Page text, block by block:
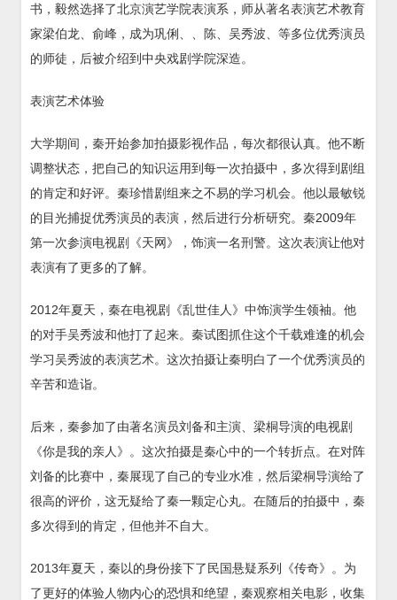
书，毅然选择了北京演艺学院表演系，师从著名表演艺术教育
家梁伯龙、俞峰，成为巩俐、、陈、吴秀波、等多位优秀演员
的师徒，后被介绍到中央戏剧学院深造。
表演艺术体验
大学期间，秦开始参加拍摄影视作品，每次都很认真。他不断
调整状态，把自己的知识运用到每一次拍摄中，多次得到剧组
的肯定和好评。秦珍惜剧组来之不易的学习机会。他以最敏锐
的目光捕捉优秀演员的表演，然后进行分析研究。秦2009年
第一次参演电视剧《天网》，饰演一名刑警。这次表演让他对
表演有了更多的了解。
2012年夏天，秦在电视剧《乱世佳人》中饰演学生领袖。他
的对手吴秀波和他打了起来。秦试图抓住这个千载难逢的机会
学习吴秀波的表演艺术。这次拍摄让秦明白了一个优秀演员的
辛苦和造诣。
后来，秦参加了由著名演员刘备和主演、梁桐导演的电视剧
《你是我的亲人》。这次拍摄是秦心中的一个转折点。在对阵
刘备的比赛中，秦展现了自己的专业水准，然后梁桐导演给了
很高的评价，这无疑给了秦一颗定心丸。在随后的拍摄中，秦
多次得到的肯定，但他并不自大。
2013年夏天，秦以的身份接下了民国悬疑系列《传奇》。为
了更好的体验人物内心的恐惧和绝望，秦观察相关电影，收集